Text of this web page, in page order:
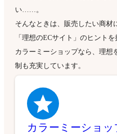
い……。
そんなときは、販売したい商材
「理想のECサイト」のヒント
カラーミーショップなら、理想
制も充実しています。
カラーミーショッ